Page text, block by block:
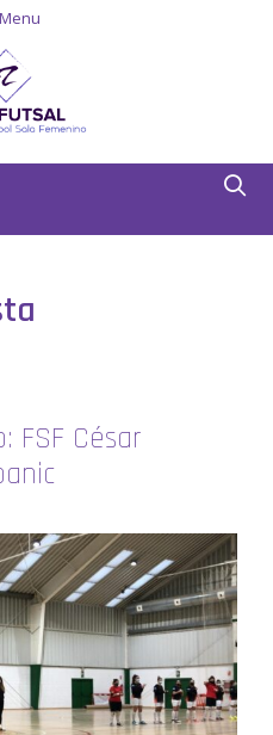
Menu
FSF César